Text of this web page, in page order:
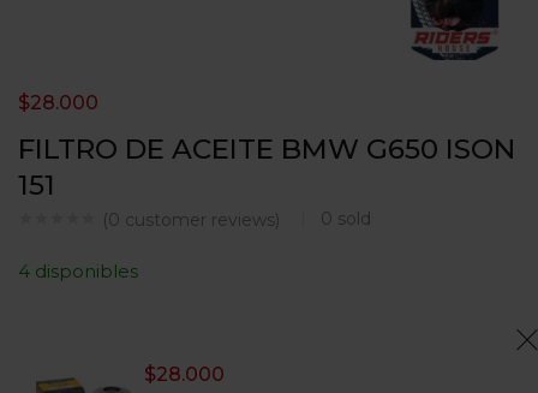
FILTRO DE ACEITE BMW G650 ISON
151
(0 customer reviews) 0 sold
$28.000
4 disponibles
$28.000